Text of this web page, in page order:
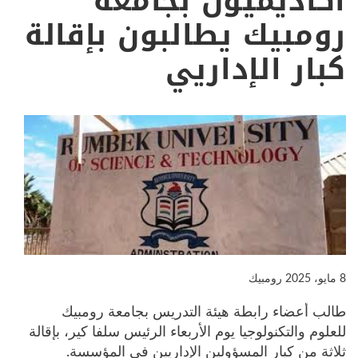
رومبيك يطالبون بإقالة
كبار الإداريي
8 مايو، 2025 رومبيك
طالب أعضاء رابطة هيئة التدريس بجامعة رومبيك
للعلوم والتكنولوجيا يوم الأربعاء الرئيس سلفا كير، بإقالة
ثلاثة من كبار المسؤولين الإداريين في المؤسسة.